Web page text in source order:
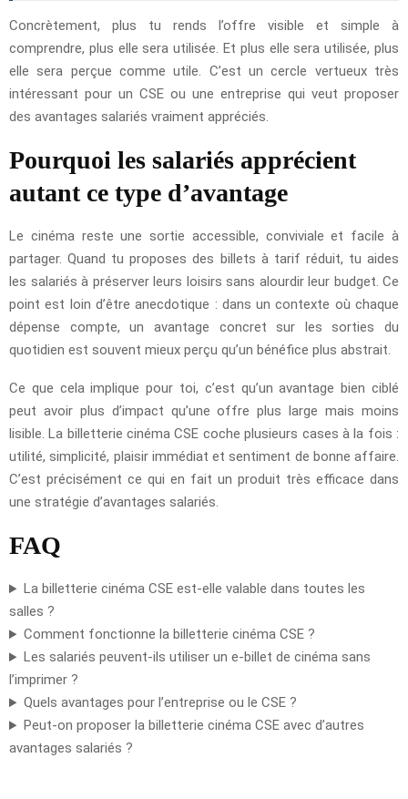
Concrètement, plus tu rends l’offre visible et simple à
comprendre, plus elle sera utilisée. Et plus elle sera utilisée, plus
elle sera perçue comme utile. C’est un cercle vertueux très
intéressant pour un CSE ou une entreprise qui veut proposer
des avantages salariés vraiment appréciés.
Pourquoi les salariés apprécient
autant ce type d’avantage
Le cinéma reste une sortie accessible, conviviale et facile à
partager. Quand tu proposes des billets à tarif réduit, tu aides
les salariés à préserver leurs loisirs sans alourdir leur budget. Ce
point est loin d’être anecdotique : dans un contexte où chaque
dépense compte, un avantage concret sur les sorties du
quotidien est souvent mieux perçu qu’un bénéfice plus abstrait.
Ce que cela implique pour toi, c’est qu’un avantage bien ciblé
peut avoir plus d’impact qu’une offre plus large mais moins
lisible. La billetterie cinéma CSE coche plusieurs cases à la fois :
utilité, simplicité, plaisir immédiat et sentiment de bonne affaire.
C’est précisément ce qui en fait un produit très efficace dans
une stratégie d’avantages salariés.
FAQ
La billetterie cinéma CSE est-elle valable dans toutes les
salles ?
Comment fonctionne la billetterie cinéma CSE ?
Les salariés peuvent-ils utiliser un e-billet de cinéma sans
l’imprimer ?
Quels avantages pour l’entreprise ou le CSE ?
Peut-on proposer la billetterie cinéma CSE avec d’autres
avantages salariés ?